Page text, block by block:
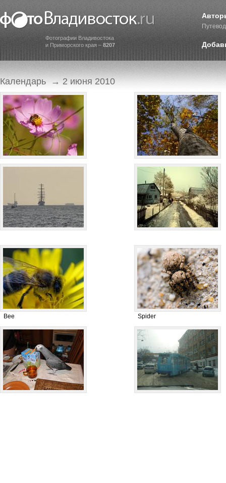
Фотографии Владивостока
и Приморского края – 8207
Календарь → 2 июня 2010
Bee Spider